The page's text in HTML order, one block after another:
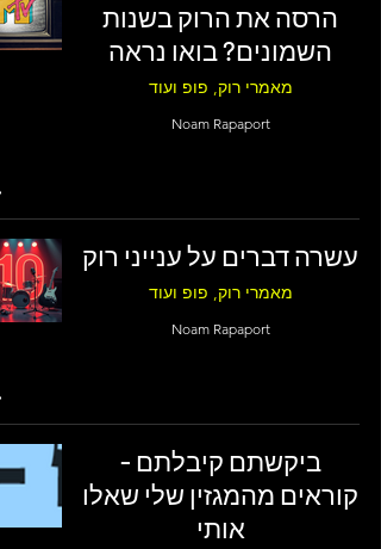
הרסה את הרוק בשנות
השמונים? בואו נראה
מאמרי רוק, פופ ועוד
Noam Rapaport
עשרה דברים על ענייני רוק
מאמרי רוק, פופ ועוד
Noam Rapaport
ביקשתם קיבלתם -
קוראים מהמגזין שלי שאלו
אותי